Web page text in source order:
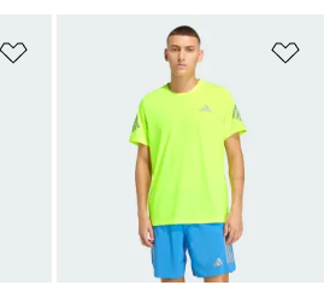
Op verlanglijst zetten